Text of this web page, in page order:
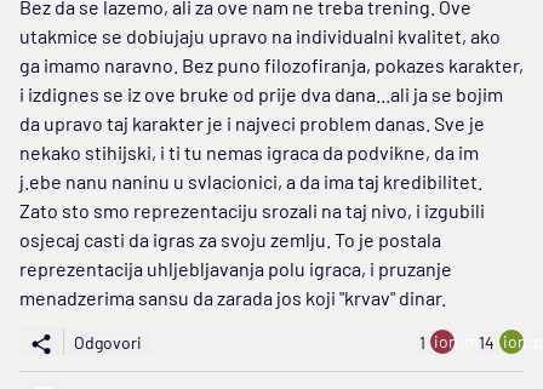
Bez da se lazemo, ali za ove nam ne treba trening. Ove
utakmice se dobiujaju upravo na individualni kvalitet, ako
ga imamo naravno. Bez puno filozofiranja, pokazes karakter,
i izdignes se iz ove bruke od prije dva dana...ali ja se bojim
da upravo taj karakter je i najveci problem danas. Sve je
nekako stihijski, i ti tu nemas igraca da podvikne, da im
j.ebe nanu naninu u svlacionici, a da ima taj kredibilitet.
Zato sto smo reprezentaciju srozali na taj nivo, i izgubili
osjecaj casti da igras za svoju zemlju. To je postala
reprezentacija uhljebljavanja polu igraca, i pruzanje
menadzerima sansu da zarada jos koji "krvav" dinar.
Odgovori 1 ion:minus
14